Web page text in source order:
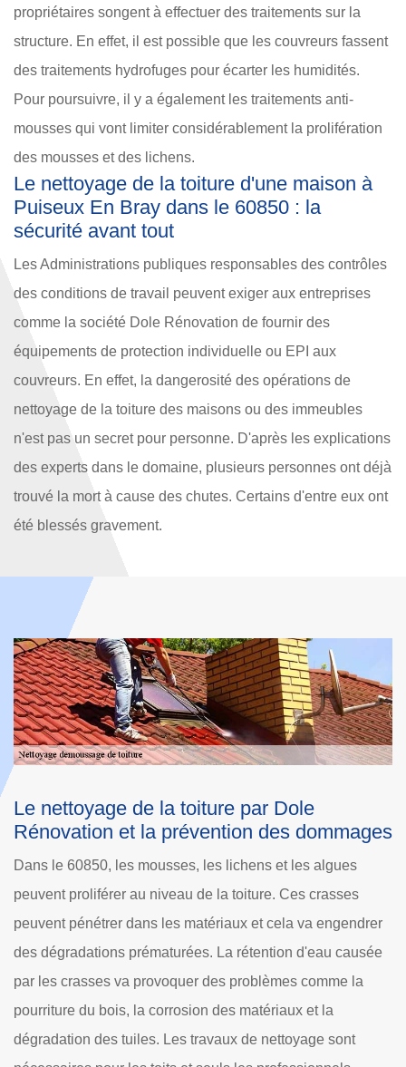
propriétaires songent à effectuer des traitements sur la
structure. En effet, il est possible que les couvreurs fassent
des traitements hydrofuges pour écarter les humidités.
Pour poursuivre, il y a également les traitements anti-
mousses qui vont limiter considérablement la prolifération
des mousses et des lichens.
Le nettoyage de la toiture d'une maison à
Puiseux En Bray dans le 60850 : la
sécurité avant tout
Les Administrations publiques responsables des contrôles
des conditions de travail peuvent exiger aux entreprises
comme la société Dole Rénovation de fournir des
équipements de protection individuelle ou EPI aux
couvreurs. En effet, la dangerosité des opérations de
nettoyage de la toiture des maisons ou des immeubles
n'est pas un secret pour personne. D'après les explications
des experts dans le domaine, plusieurs personnes ont déjà
trouvé la mort à cause des chutes. Certains d'entre eux ont
été blessés gravement.
L'usage modérée pour le nettoyage de la
toiture dans la ville de Puiseux En Bray
D'après les explications de la société Dole Rénovation, il
est probable qu'il s'agit d'un produit très efficace, car les
mousses ou les lichens peuvent disparaître au bout de
quelques minutes. Néanmoins, cette efficacité a un prix
parce que le produit est très corrosif et peut endommager
les tuiles. À côté de cela, il ne respecte pas
l'environnement et l'écologie en général.